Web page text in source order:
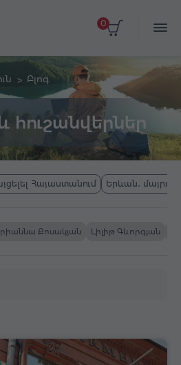
0
Բլոգ
հուշանվերներ
Հայաստանում Երևան․
Քոսակյան Լիլիթ Գևորգյան